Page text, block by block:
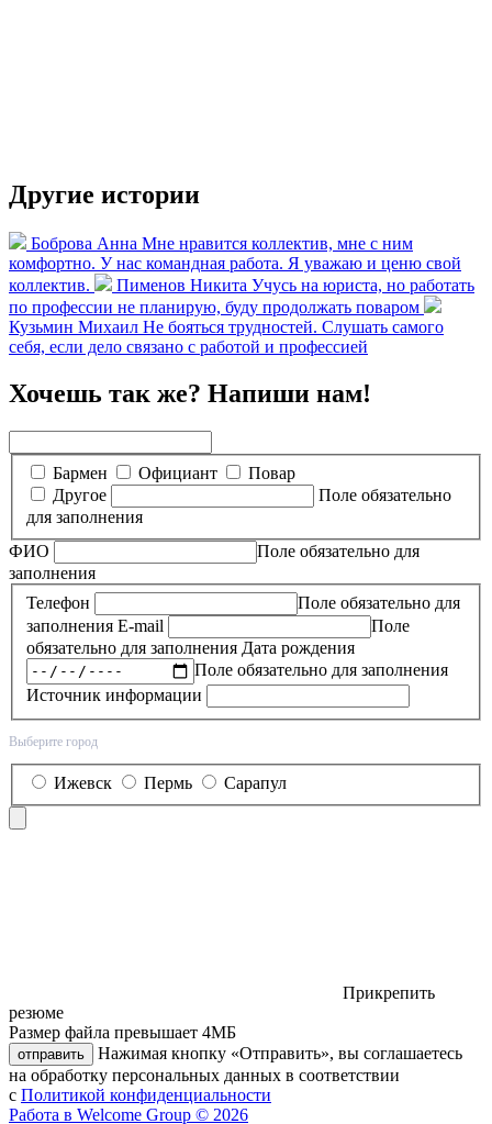
Другие истории
Боброва Анна Мне нравится коллектив, мне с ним
комфортно. У нас командная работа. Я уважаю и ценю свой
коллектив.
Пименов Никита Учусь на юриста, но работать
по профессии не планирую, буду продолжать поваром
Кузьмин Михаил Не бояться трудностей. Слушать самого
себя, если дело связано с работой и профессией
Хочешь так же? Напиши нам!
Бармен Официант
Повар
Другое
Поле обязательно
для заполнения
ФИО
Поле обязательно для
заполнения
Телефон
Поле обязательно для
заполнения E-mail
Поле
обязательно для заполнения Дата рождения
Поле обязательно для заполнения
Источник информации
Выберите город
Ижевск Пермь Сарапул
Прикрепить
резюме
Размер файла превышает 4МБ
отправить
Нажимая кнопку «Отправить», вы соглашаетесь
на обработку персональных данных в соответствии
с Политикой конфиденциальности
Работа в Welcome Group © 2026